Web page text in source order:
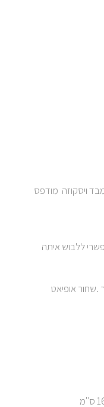
ויסקוזה מודפס
ללבוש איתה
אופיאט